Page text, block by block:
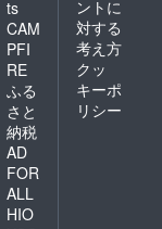
ts
CAM
PFI
RE
ふる
さと
納税
AD
FOR
ALL
HIO
ントに
対する
考え方
クッ
キーポ
リシー